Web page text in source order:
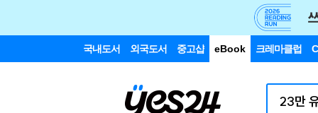
국내도서 외국도서 중고샵 eBook 크레마클럽